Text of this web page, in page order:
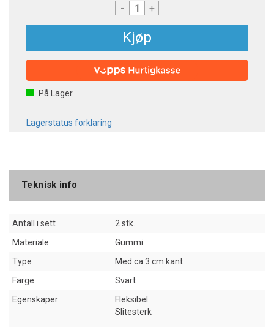
- +
Kjøp
På Lager
Lagerstatus forklaring
Teknisk info
Antall i sett
2 stk.
Materiale
Gummi
Type
Med ca 3 cm kant
Farge
Svart
Egenskaper
Fleksibel
Slitesterk